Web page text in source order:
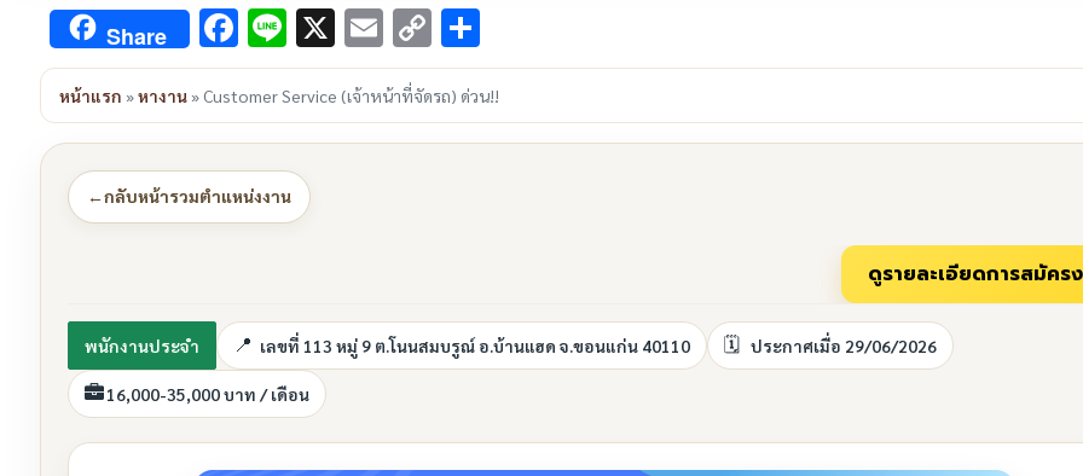
Share Facebook
Line
X Email
Copy
Link
หน้าแรก »หางาน » Customer Service (เจ้าหน้าที่จัดรถ) ด่วน!!
←กลับหน้ารวมตำแหน่งงาน
พนักงานประจำ เลขที่ 113 หมู่ 9 ต.โนนสมบรูณ์ อ.บ้านแฮด จ.ขอนแก่น 40110 ประกาศเมื่อ 29/06/2026
16,000-35,000 บาท / เดือน